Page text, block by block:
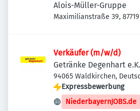
Alois-Müller-Gruppe
Maximilianstraße 39,
Verkäufer (m/w/d)
Getränke Degenhart e.K.
94065 Waldkirchen,
Expressbewerbung
NiederbayernJOBS.de